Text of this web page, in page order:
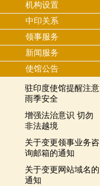
机构设置
中印关系
领事服务
新闻服务
使馆公告
驻印度使馆提醒注意
雨季安全
增强法治意识 切勿
非法越境
关于变更领事业务咨
询邮箱的通知
关于变更网站域名的
通知